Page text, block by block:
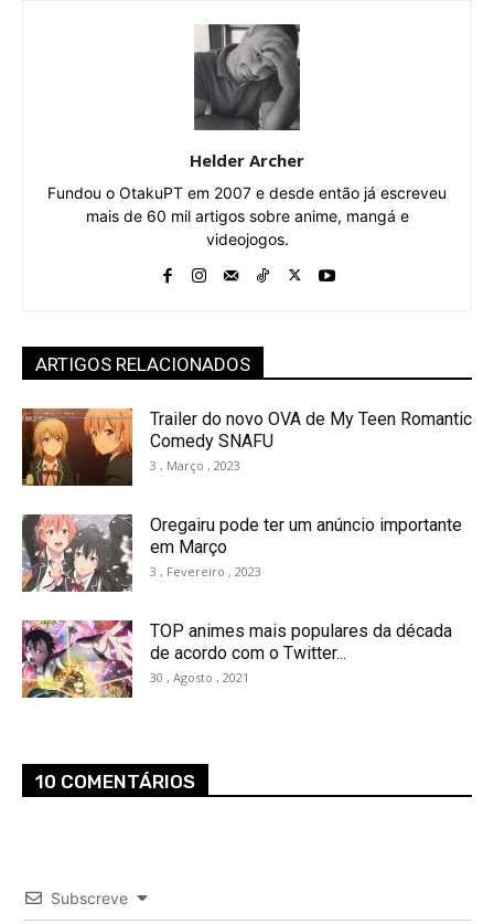
Helder Archer
Fundou o OtakuPT em 2007 e desde então já escreveu
mais de 60 mil artigos sobre anime, mangá e
videojogos.
ARTIGOS RELACIONADOS
Trailer do novo OVA de My Teen Romantic
Comedy SNAFU
3 , Março , 2023
Oregairu pode ter um anúncio importante
em Março
3 , Fevereiro , 2023
TOP animes mais populares da década
de acordo com o Twitter...
30 , Agosto , 2021
10 COMENTÁRIOS
Subscreve